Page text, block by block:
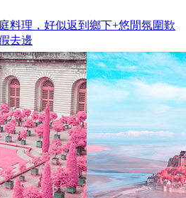
料理，好似返到鄉下+悠閒氛圍歎
去邊